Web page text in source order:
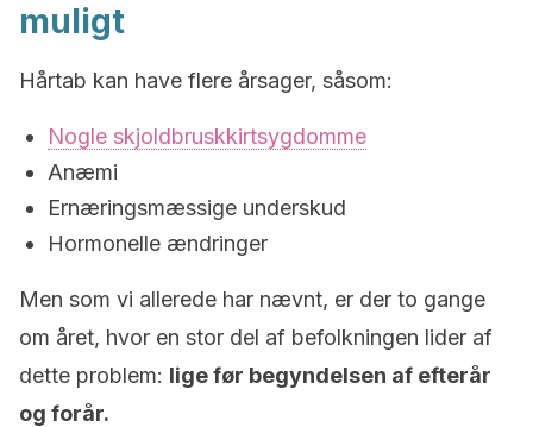
muligt
Hårtab kan have flere årsager, såsom:
Nogle skjoldbruskkirtsygdomme
Anæmi
Ernæringsmæssige underskud
Hormonelle ændringer
Men som vi allerede har nævnt, er der to gange
om året, hvor en stor del af befolkningen lider af
dette problem: lige før begyndelsen af ​​efterår
og forår.